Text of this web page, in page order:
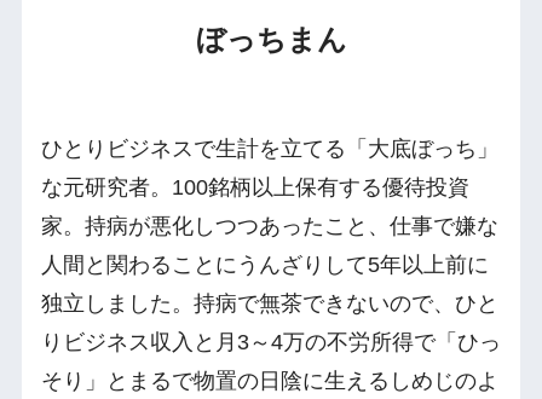
ぼっちまん
ひとりビジネスで生計を立てる「大底ぼっち」
な元研究者。100銘柄以上保有する優待投資
家。持病が悪化しつつあったこと、仕事で嫌な
人間と関わることにうんざりして5年以上前に
独立しました。持病で無茶できないので、ひと
りビジネス収入と月3～4万の不労所得で「ひっ
そり」とまるで物置の日陰に生えるしめじのよ